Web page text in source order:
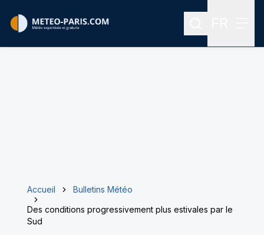
Rechercher
Accueil
Bulletins Météo
Des conditions progressivement plus estivales par le
Sud